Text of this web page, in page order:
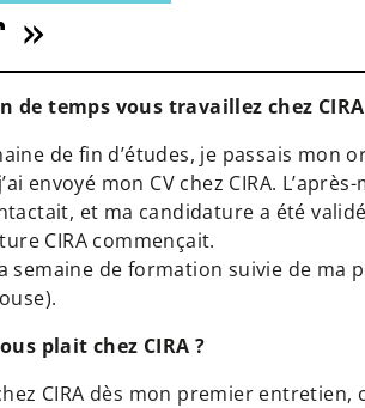
»
de temps vous travaillez chez
de fin d’études, je passais mon
envoyé mon CV chez CIRA.
et ma candidature a été
CIRA commençait.
semaine de formation suivie de ma
plait chez CIRA ?
CIRA dès mon premier entretien,